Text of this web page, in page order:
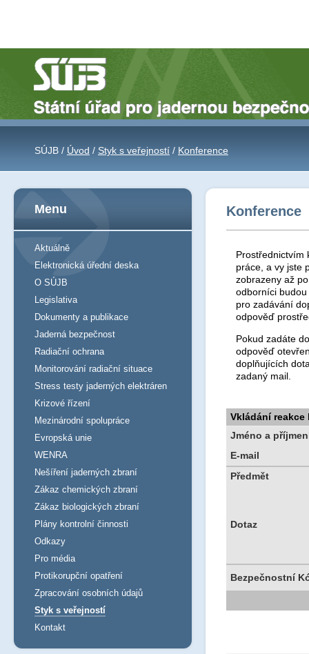
SÚJB / Úvod / Styk s veřejností / Konference
Konference
Prostřednictvím
práce, a vy jste
zobrazeny až
odborníci
pro zadávání
odpověď
Pokud zadáte
odpověď
doplňujících
zadaný mail.
Vkládání reakce
Jméno a
E-mail
Předmět
Dotaz
Bezpečnostní
Menu
Aktuálně
Elektronická úřední deska
O SÚJB
Legislativa
Dokumenty a publikace
Jaderná bezpečnost
Radiační ochrana
Monitorování radiační situace
Stress testy jaderných elektráren
Krizové řízení
Mezinárodní spolupráce
Evropská unie
WENRA
Nešíření jaderných zbraní
Zákaz chemických zbraní
Zákaz biologických zbraní
Plány kontrolní činnosti
Odkazy
Pro média
Protikorupční opatření
Zpracování osobních údajů
Styk s veřejností
Kontakt